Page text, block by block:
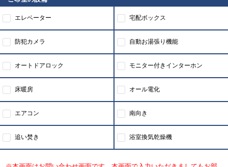
エレベーター 宅配ボックス
防犯カメラ 自動お湯張り機能
オートドアロック モニター付きインターホン
床暖房 オール電化
エアコン 南向き
追い焚き 浴室換気乾燥機